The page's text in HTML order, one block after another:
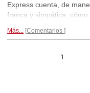
Express cuenta, de
franca y simpática, cómo
ver un anuncio
muchas cosas
Más... Comentarios
1